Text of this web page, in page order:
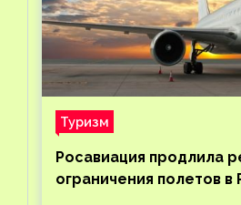
Туризм
Росавиация продлила
ограничения полетов в